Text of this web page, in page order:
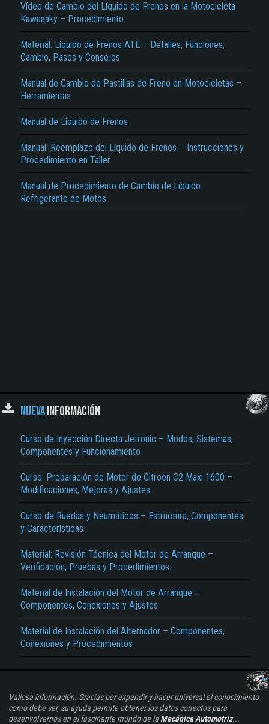
Vídeo de Cambio del Líquido de Frenos en la Motocicleta
Kawasaky – Procedimiento
Material: Líquido de Frenos ATE – Detalles, Funciones,
Cambio, Pasos y Consejos
Manual de Cambio de Pastillas de Freno en Motocicletas –
Herramientas
Manual de Líquido de Frenos
Manual: Reemplazo del Líquido de Frenos – Instrucciones y
Procedimiento en Taller
Manual de Procedimiento de Cambio de Líquido
Refrigerante de Motos
NUEVAINFORMACIÓN
Curso de Inyección Directa Jetronic – Modos, Sistemas,
Componentes y Funcionamiento
Curso: Preparación de Motor de Citroën C2 Maxi 1600 –
Modificaciones, Mejoras y Ajustes
Curso de Ruedas y Neumáticos – Estructura, Componentes
y Características
Material: Revisión Técnica del Motor de Arranque –
Verificación, Pruebas y Procedimientos
Material de Instalación del Motor de Arranque –
Componentes, Conexiones y Ajustes
Material de Instalación del Alternador – Componentes,
Conexiones y Procedimientos
Valiosa información. Gracias por expandir y hacer universal el conocimiento
como debe ser, su ayuda permite obtener los datos correctos para
desenvolvernos en el fascinante mundo de la Mecánica Automotriz...
Texto o Imagen de portada son erróneos.
No carga o no se visualiza el contenido.